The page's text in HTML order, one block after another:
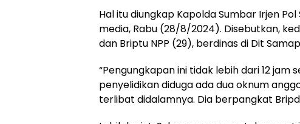
Hal itu diungkap Kapolda Sumbar Irjen
media, Rabu (28/8/2024). Disebutkan,
dan Briptu NPP (29), berdinas di Dit
“Pengungkapan ini tidak lebih dari 12
penyelidikan diduga ada dua oknum
terlibat didalamnya. Dia berpangkat